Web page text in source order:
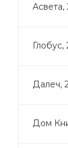
Асвета,
Глобус,
Далеч,
Дом